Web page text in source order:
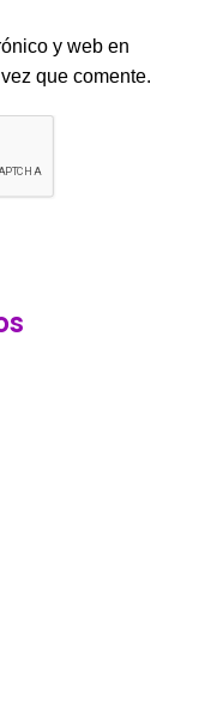
y web en
que comente.